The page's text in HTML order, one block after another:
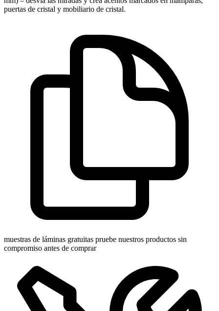
puertas de cristal y mobiliario de cristal.
muestras de láminas gratuitas pruebe nuestros productos sin
compromiso antes de comprar